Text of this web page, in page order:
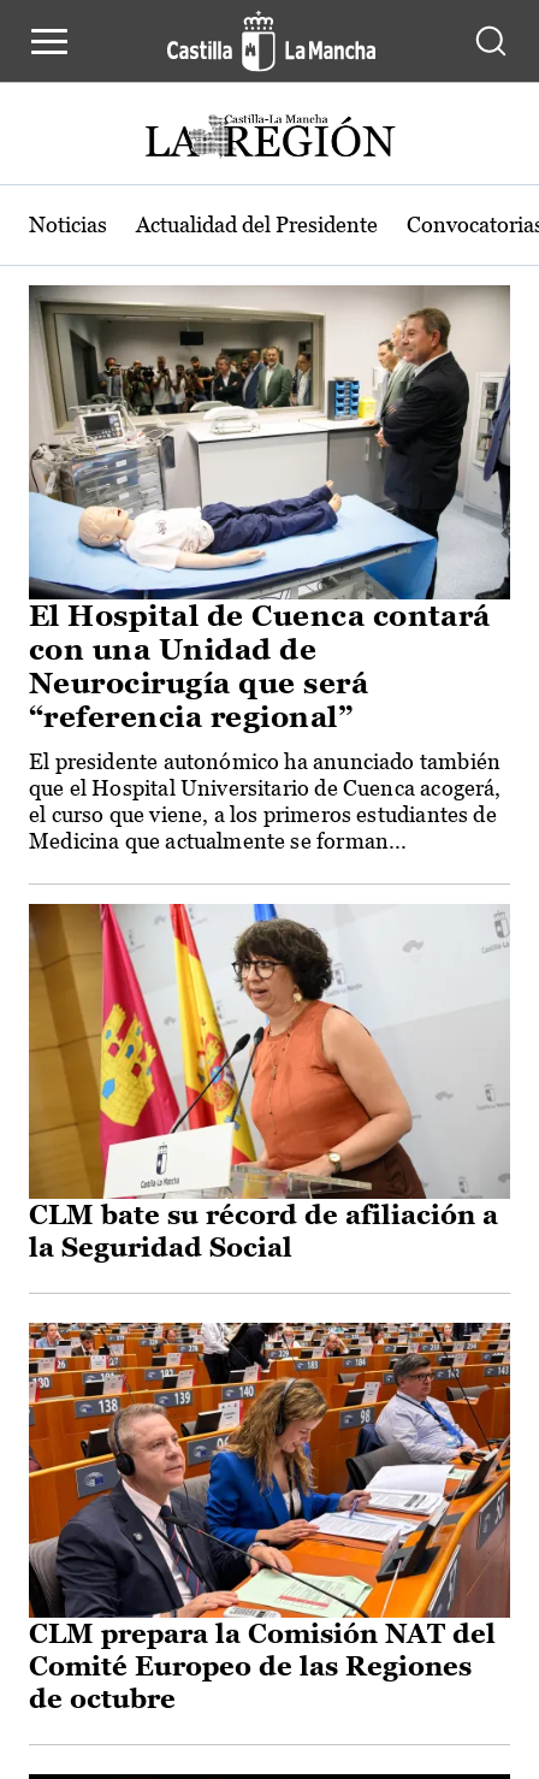
Actualidad de la región de Castilla-
Noticias Actualidad del Presidente
El Hospital de Cuenca contará
con una Unidad de
Neurocirugía que será
“referencia regional”
El presidente autonómico ha anunciado también
que el Hospital Universitario de Cuenca acogerá,
el curso que viene, a los primeros estudiantes de
Medicina que actualmente se forman...
CLM bate su récord de afiliación a
la Seguridad Social
CLM prepara la Comisión NAT del
Comité Europeo de las Regiones
de octubre